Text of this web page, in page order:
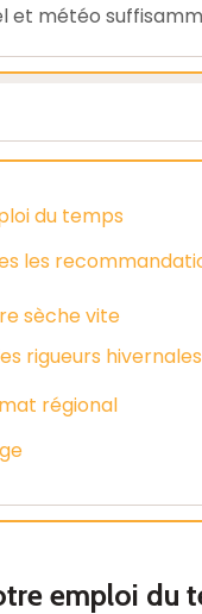
et météo
du temps
les
sèche vite
rigueurs hivernales
régional
emploi du